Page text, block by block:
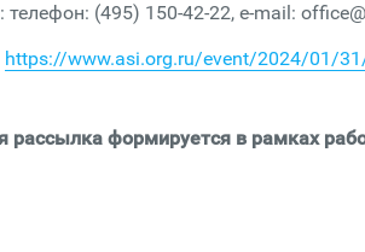
телефон: (495) 150-42-22, e-mail:
https://www.asi.org.ru/event/2024/01/
рассылка формируется в рамках